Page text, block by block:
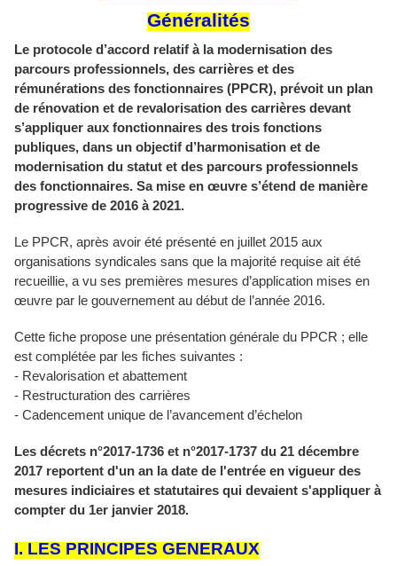
Généralités
Le protocole d’accord relatif à la modernisation des
parcours professionnels, des carrières et des
rémunérations des fonctionnaires (PPCR), prévoit un plan
de rénovation et de revalorisation des carrières devant
s’appliquer aux fonctionnaires des trois fonctions
publiques, dans un objectif d’harmonisation et de
modernisation du statut et des parcours professionnels
des fonctionnaires. Sa mise en œuvre s’étend de manière
progressive de 2016 à 2021.
Le PPCR, après avoir été présenté en juillet 2015 aux
organisations syndicales sans que la majorité requise ait été
recueillie, a vu ses premières mesures d’application mises en
œuvre par le gouvernement au début de l’année 2016.
Cette fiche propose une présentation générale du PPCR ; elle
est complétée par les fiches suivantes :
- Revalorisation et abattement
- Restructuration des carrières
- Cadencement unique de l’avancement d’échelon
Les décrets n°2017-1736 et n°2017-1737 du 21 décembre
2017 reportent d'un an la date de l'entrée en vigueur des
mesures indiciaires et statutaires qui devaient s'appliquer à
compter du 1er janvier 2018.
I. LES PRINCIPES GENERAUX